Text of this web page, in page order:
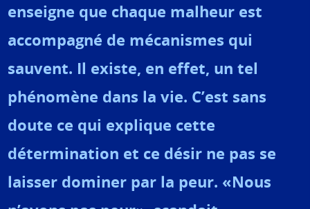
enseigne que chaque malheur est
accompagné de mécanismes qui
sauvent. Il existe, en effet, un tel
phénomène dans la vie. C’est sans
doute ce qui explique cette
détermination et ce désir ne pas se
laisser dominer par la peur. «Nous